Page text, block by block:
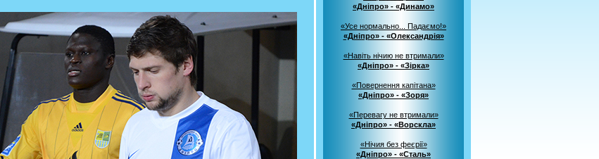
«Дніпро» - «Динамо»
«Усе нормально... Падаємо!»
«Дніпро» - «Олександрія»
«Навіть нічию не втримали»
«Дніпро» - «Зірка»
«Повернення капітана»
«Дніпро» - «Зоря»
«Перевагу не втримали»
«Дніпро» - «Ворскла»
«Нічия без феєрії»
«Дніпро» - «Сталь»